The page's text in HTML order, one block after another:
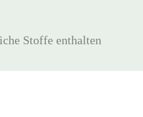
Stoffe enthalten